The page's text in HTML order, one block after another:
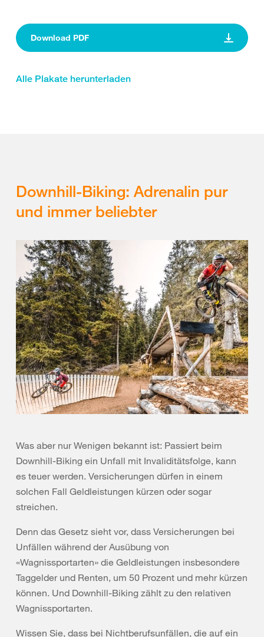
Download PDF
Alle Plakate herunterladen
Downhill-Biking: Adrenalin pur
und immer beliebter
Was aber nur Wenigen bekannt ist: Passiert beim
Downhill-Biking ein Unfall mit Invaliditätsfolge, kann
es teuer werden. Versicherungen dürfen in einem
solchen Fall Geldleistungen kürzen oder sogar
streichen.
Denn das Gesetz sieht vor, dass Versicherungen bei
Unfällen während der Ausübung von
«Wagnissportarten» die Geldleistungen insbesondere
Taggelder und Renten, um 50 Prozent und mehr kürzen
können. Und Downhill-Biking zählt zu den relativen
Wagnissportarten.
Wissen Sie, dass bei Nichtberufsunfällen, die auf ein